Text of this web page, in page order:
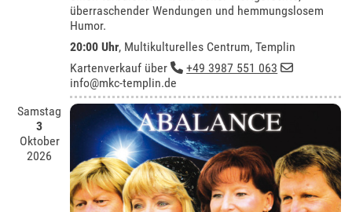
überraschender Wendungen und hemmungslosem
Humor.
20:00 Uhr, Multikulturelles Centrum, Templin
Kartenverkauf über
+49 3987 551 063
info@mkc-templin.de
Samstag
3
Oktober
2026